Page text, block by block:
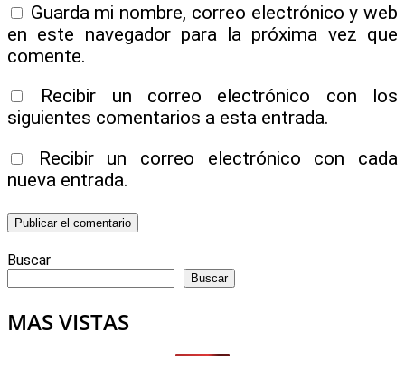
Guarda mi nombre, correo electrónico y web
en este navegador para la próxima vez que
comente.
Recibir un correo electrónico con los
siguientes comentarios a esta entrada.
Recibir un correo electrónico con cada
nueva entrada.
Buscar
Buscar
MAS VISTAS